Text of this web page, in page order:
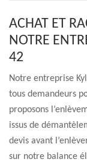
ACHAT ET
NOTRE
42
Notre entreprise
tous demandeurs
proposons
issus de
devis avant
sur notre balance